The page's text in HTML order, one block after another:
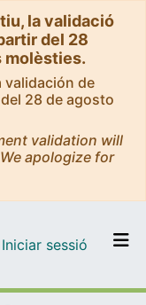
la validació
del 28
molèsties.
validación de
28 de agosto
validation will
apologize for
Iniciar sessió (current)